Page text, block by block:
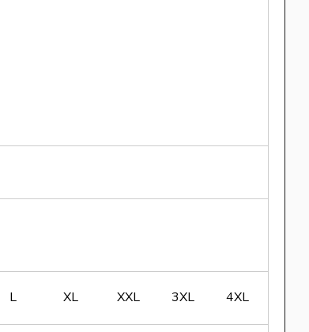
L XL XXL 3XL 4XL